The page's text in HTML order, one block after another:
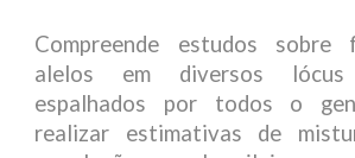
Compreende estudos sobre
alelos em diversos lócus
espalhados por todos o
realizar estimativas de